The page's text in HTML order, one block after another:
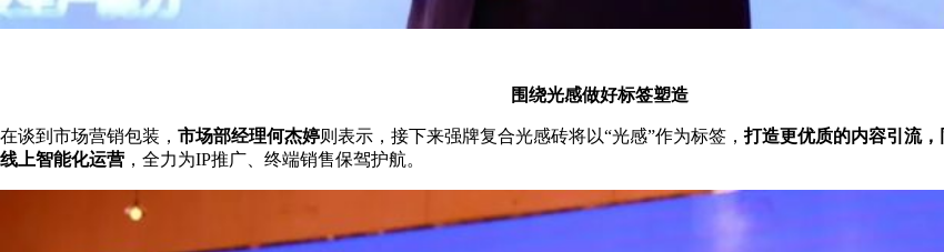
围绕光感做好标签塑造
在谈到市场营销包装， 市场部经理何杰婷则表示，接下来强牌复合光感砖将以“光感”作为标签，打造更优质的内容引流
线上智能化运营 ，全力为IP推广、终端销售保驾护航。